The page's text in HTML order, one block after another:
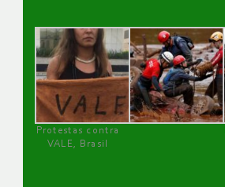
Protestas contra
VALE, Brasil